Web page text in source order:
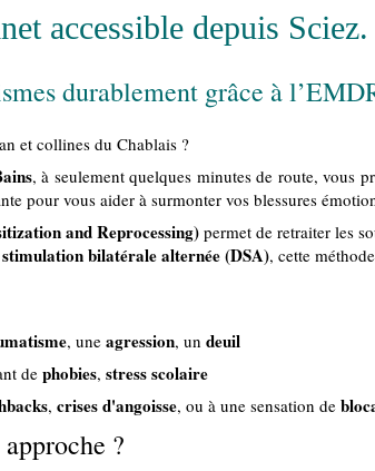
accessible depuis Sciez.
durablement grâce à
et collines du Chablais ?
, à seulement quelques minutes de route, vous
pour vous aider à surmonter vos blessures
and Reprocessing) permet de retraiter les
bilatérale alternée (DSA), cette
, une agression, un deuil
de phobies, stress scolaire
, crises d'angoisse, ou à une sensation de
?